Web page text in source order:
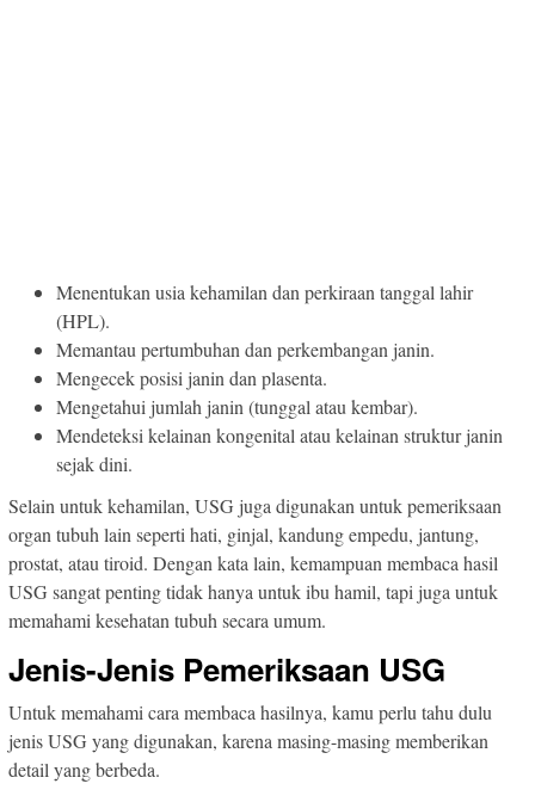
Menentukan usia kehamilan dan perkiraan tanggal lahir
(HPL).
Memantau pertumbuhan dan perkembangan janin.
Mengecek posisi janin dan plasenta.
Mengetahui jumlah janin (tunggal atau kembar).
Mendeteksi kelainan kongenital atau kelainan struktur janin
sejak dini.
Selain untuk kehamilan, USG juga digunakan untuk pemeriksaan
organ tubuh lain seperti hati, ginjal, kandung empedu, jantung,
prostat, atau tiroid. Dengan kata lain, kemampuan membaca hasil
USG sangat penting tidak hanya untuk ibu hamil, tapi juga untuk
memahami kesehatan tubuh secara umum.
Jenis-Jenis Pemeriksaan USG
Untuk memahami cara membaca hasilnya, kamu perlu tahu dulu
jenis USG yang digunakan, karena masing-masing memberikan
detail yang berbeda.